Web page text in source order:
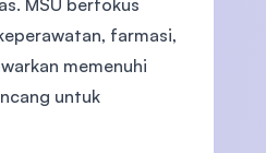
MSU berfokus
farmasi,
memenuhi
untuk